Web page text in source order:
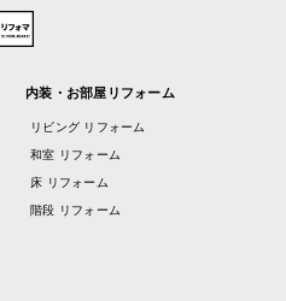
内装・お部屋リフォーム
リビング リフォーム
和室 リフォーム
床 リフォーム
階段 リフォーム